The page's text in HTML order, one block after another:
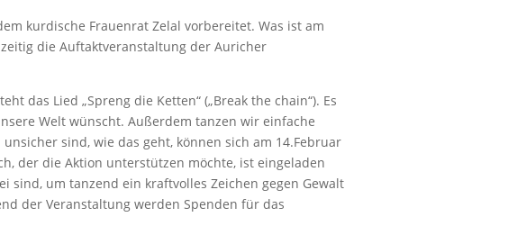
kurdische Frauenrat Zelal vorbereitet. Was ist am
die Auftaktveranstaltung der Auricher
das Lied „Spreng die Ketten“ („Break the chain“). Es
Welt wünscht. Außerdem tanzen wir einfache
sind, wie das geht, können sich am 14.Februar
der die Aktion unterstützen möchte, ist eingeladen
sind, um tanzend ein kraftvolles Zeichen gegen Gewalt
der Veranstaltung werden Spenden für das